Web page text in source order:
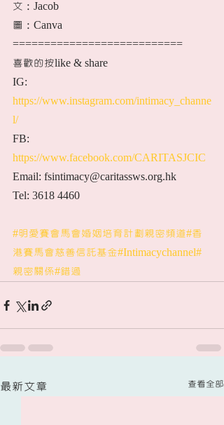
文：Jacob
圖：Canva
===========================
喜歡的按like & share
IG:
https://www.instagram.com/intimacy_channe
l/
FB:
https://www.facebook.com/CARITASJCIC
Email: fsintimacy@caritassws.org.hk
Tel: 3618 4460
#明愛賽會馬會婚姻培育計劃親密頻道#香
港賽馬會慈善信託基金#Intimacychannel#
親密關係#錯過
最新文章 查看全部